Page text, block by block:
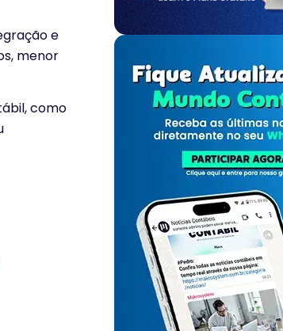
e
menor
como